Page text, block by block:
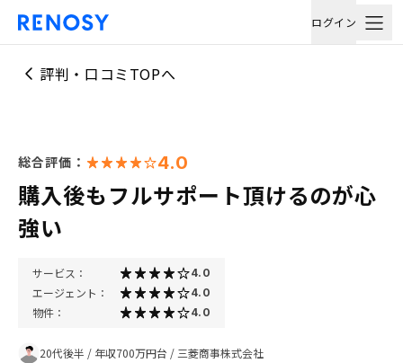
ログイン
評判・口コミTOPへ
総合評価： 4.0
購入後もフルサポート頂けるのが心
強い
サービス： 4.0
エージェント： 4.0
物件： 4.0
20代後半 / 年収700万円台 / 三菱商事株式会社